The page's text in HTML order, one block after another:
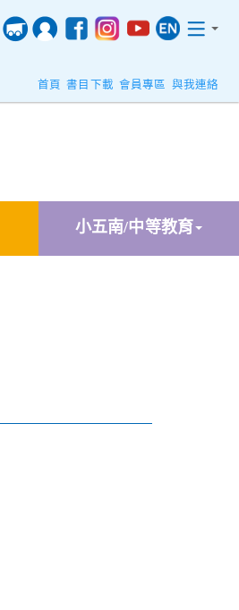
首頁 書目下載 會員專區 與我連絡
小五南/中等教育